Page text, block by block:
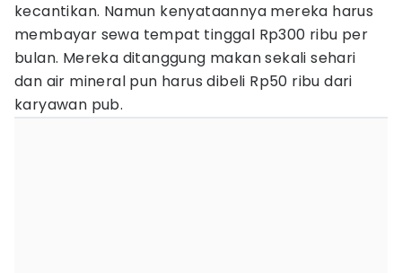
kecantikan. Namun kenyataannya mereka harus
membayar sewa tempat tinggal Rp300 ribu per
bulan. Mereka ditanggung makan sekali sehari
dan air mineral pun harus dibeli Rp50 ribu dari
karyawan pub.